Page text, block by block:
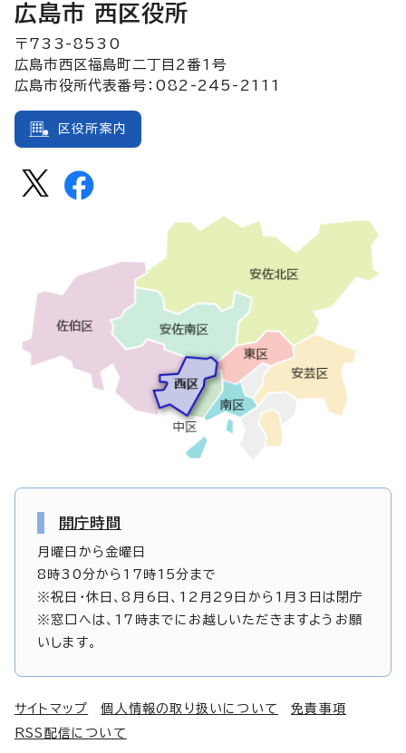
広島市 西区役所
〒733-8530
広島市西区福島町二丁目2番1号
広島市役所代表番号：082-245-2111
区役所案内
開庁時間
月曜日から金曜日
8時30分から17時15分まで
※祝日・休日、8月6日、12月29日から1月3日は閉庁
※窓口へは、17時までにお越しいただきますようお願
いします。
サイトマップ 個人情報の取り扱いについて
免責事項
RSS配信について